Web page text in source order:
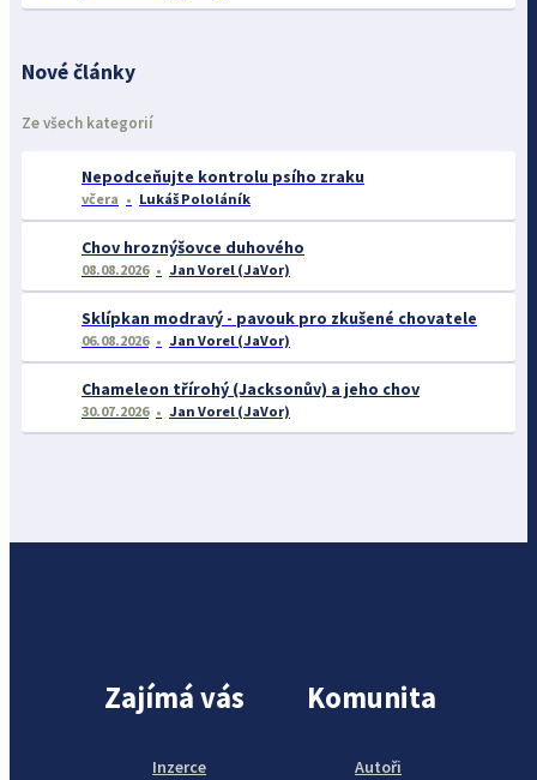
Nové články
Ze všech kategorií
Nepodceňujte kontrolu psího zraku
včera Lukáš Pololáník
Chov hroznýšovce duhového
08.08.2026 Jan Vorel (JaVor)
Sklípkan modravý - pavouk pro zkušené chovatele
06.08.2026 Jan Vorel (JaVor)
Chameleon třírohý (Jacksonův) a jeho chov
30.07.2026 Jan Vorel (JaVor)
Zajímá vás
Inzerce
Komunita
Autoři